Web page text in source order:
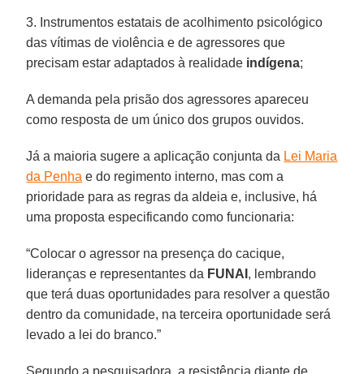
3. Instrumentos estatais de acolhimento psicológico
das vítimas de violência e de agressores que
precisam estar adaptados à realidade indígena;
A demanda pela prisão dos agressores apareceu
como resposta de um único dos grupos ouvidos.
Já a maioria sugere a aplicação conjunta da Lei Maria
da Penha e do regimento interno, mas com a
prioridade para as regras da aldeia e, inclusive, há
uma proposta especificando como funcionaria:
“Colocar o agressor na presença do cacique,
lideranças e representantes da FUNAI , lembrando
que terá duas oportunidades para resolver a questão
dentro da comunidade, na terceira oportunidade será
levado a lei do branco.”
Segundo a pesquisadora, a resistência diante de